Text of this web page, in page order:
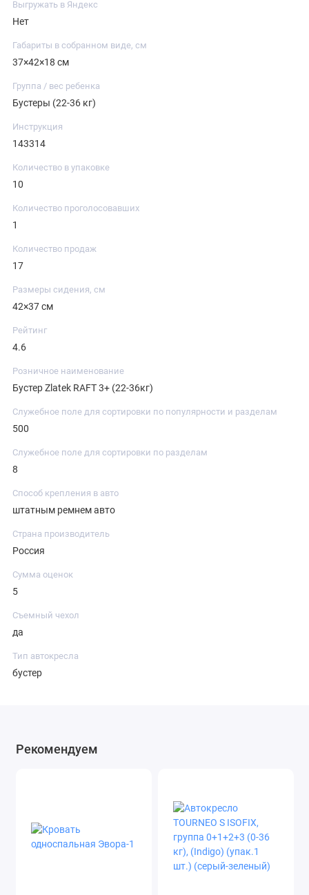
Выгружать в Яндекс
Нет
Габариты в собранном виде, см
37×42×18 см
Группа / вес ребенка
Бустеры (22-36 кг)
Инструкция
143314
Количество в упаковке
10
Количество проголосовавших
1
Количество продаж
17
Размеры сидения, см
42×37 см
Рейтинг
4.6
Розничное наименование
Бустер Zlatek RAFT 3+ (22-36кг)
Служебное поле для сортировки по популярности и разделам
500
Служебное поле для сортировки по разделам
8
Способ крепления в авто
штатным ремнем авто
Страна производитель
Россия
Сумма оценок
5
Съемный чехол
да
Тип автокресла
бустер
Рекомендуем